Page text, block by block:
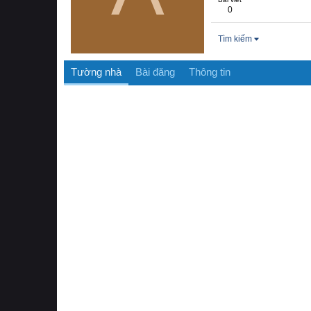
0
Tìm kiếm
Tường nhà Bài đăng Thông tin